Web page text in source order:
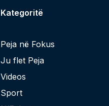
Kategoritë
Peja në Fokus
Ju flet Peja
Videos
Sport